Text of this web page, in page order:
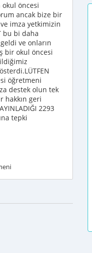
öncesi
ancak bize bir
imza yetkimizin
bu bi daha
ve onların
bir okul öncesi
öğretmeni
destek olun tek
hakkın geri
2293
tepki